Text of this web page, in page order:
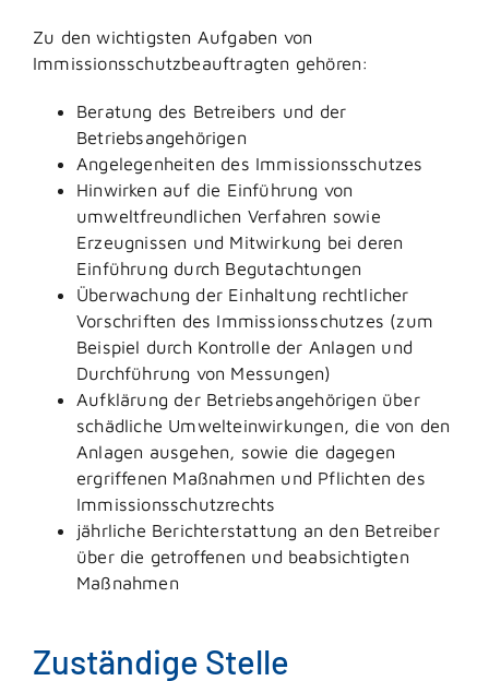
Zu den wichtigsten Aufgaben von
Immissionsschutzbeauftragten gehören:
Beratung des Betreibers und der
Betriebsangehörigen
Angelegenheiten des Immissionsschutzes
Hinwirken auf die Einführung von
umweltfreundlichen Verfahren sowie
Erzeugnissen und Mitwirkung bei deren
Einführung durch Begutachtungen
Überwachung der Einhaltung rechtlicher
Vorschriften des Immissionsschutzes (zum
Beispiel durch Kontrolle der Anlagen und
Durchführung von Messungen)
Aufklärung der Betriebsangehörigen über
schädliche Umwelteinwirkungen, die von den
Anlagen ausgehen, sowie die dagegen
ergriffenen Maßnahmen und Pflichten des
Immissionsschutzrechts
jährliche Berichterstattung an den Betreiber
über die getroffenen und beabsichtigten
Maßnahmen
Zuständige Stelle